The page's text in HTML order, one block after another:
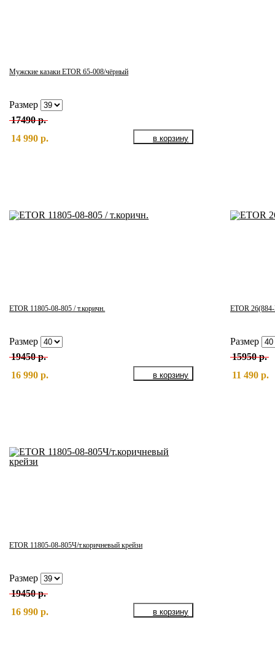
Мужские казаки ETOR 65-008/чёрный
Размер
17490 р.
14 990 р.
ETOR 11805-08-805 / т.коричн.
Размер
19450 р.
16 990 р.
ETOR
Размер
15950 р.
11 490 р.
ETOR 11805-08-805Ч/т.коричневый крейзи
Размер
19450 р.
16 990 р.